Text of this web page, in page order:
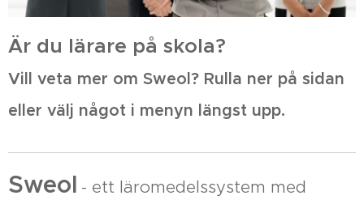
Är du lärare på skola?
Vill veta mer om Sweol? Rulla ner på sidan
eller välj något i menyn längst upp.
Sweol - ett läromedelssystem med